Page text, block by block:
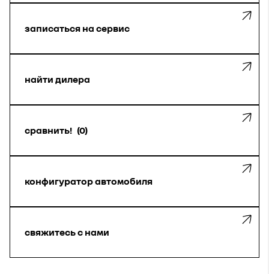
записаться на сервис
найти дилера
сравнить! 0
конфигуратор автомобиля
свяжитесь с нами